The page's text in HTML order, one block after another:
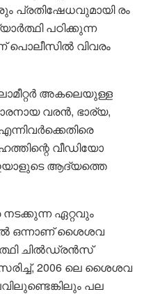
പ്രതിഷേധവുമായി രം​
പഠിക്കുന്ന
വിവരം
അകലെയുള്ള
വരൻ, ഭാര്യ,
വീഡിയോ
ഇയാളുടെ ആദ്യത്തെ
നടക്കുന്ന ഏറ്റവും
ഒന്നാണ് ശൈശവ
ചിൽഡ്രൻസ്
2006 ലെ ശൈശവ
പല